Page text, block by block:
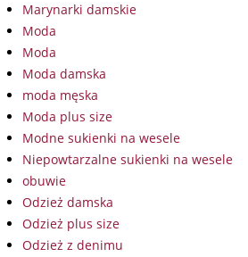
Marynarki damskie
Moda
Moda
Moda damska
moda męska
Moda plus size
Modne sukienki na wesele
Niepowtarzalne sukienki na wesele
obuwie
Odzież damska
Odzież plus size
Odzież z denimu